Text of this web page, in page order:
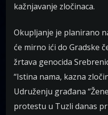
kažnjavanje zločinaca.
Okupljanje je planirano
će mirno ići do Gradske
žrtava genocida
“Istina nama, kazna
Udruženju građana
protestu u Tuzli danas